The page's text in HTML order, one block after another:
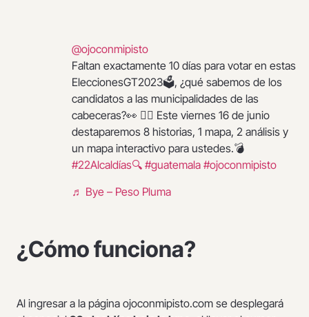
@ojoconmipisto
Faltan exactamente 10 días para votar en estas
EleccionesGT2023🗳, ¿qué sabemos de los
candidatos a las municipalidades de las
cabeceras?👀 👉🏼 Este viernes 16 de junio
destaparemos 8 historias, 1 mapa, 2 análisis y
un mapa interactivo para ustedes.💣
#22Alcaldías🔍 #guatemala #ojoconmipisto
♬ Bye – Peso Pluma
¿Cómo funciona?
Al ingresar a la página ojoconmipisto.com se desplegará